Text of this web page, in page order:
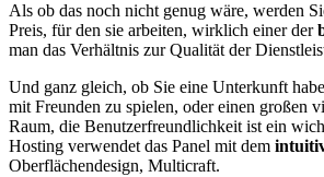
Als ob das noch nicht genug wäre, werden
Preis, für den sie arbeiten, wirklich einer der
man das Verhältnis zur Qualität der
Und ganz gleich, ob Sie eine Unterkunft
mit Freunden zu spielen, oder einen großen
Raum, die Benutzerfreundlichkeit ist ein
Hosting verwendet das Panel mit dem
Oberflächendesign, Multicraft.